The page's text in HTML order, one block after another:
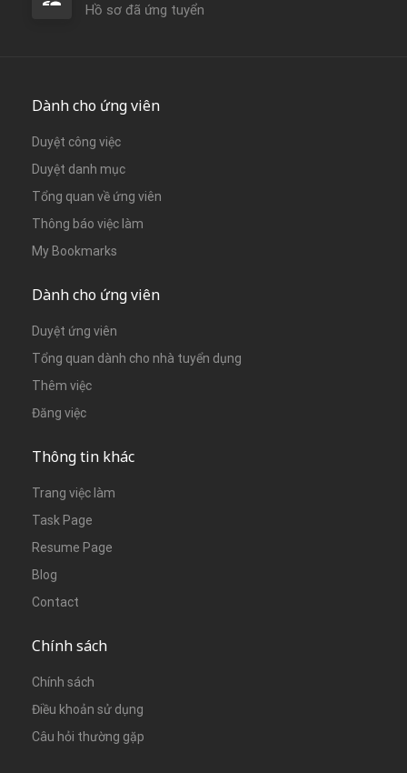
Hồ sơ đã ứng tuyển
Dành cho ứng viên
Duyệt công việc
Duyệt danh mục
Tổng quan về ứng viên
Thông báo việc làm
My Bookmarks
Dành cho ứng viên
Duyệt ứng viên
Tổng quan dành cho nhà tuyển dụng
Thêm việc
Đăng việc
Thông tin khác
Trang việc làm
Task Page
Resume Page
Blog
Contact
Chính sách
Chính sách
Điều khoản sử dụng
Câu hỏi thường gặp